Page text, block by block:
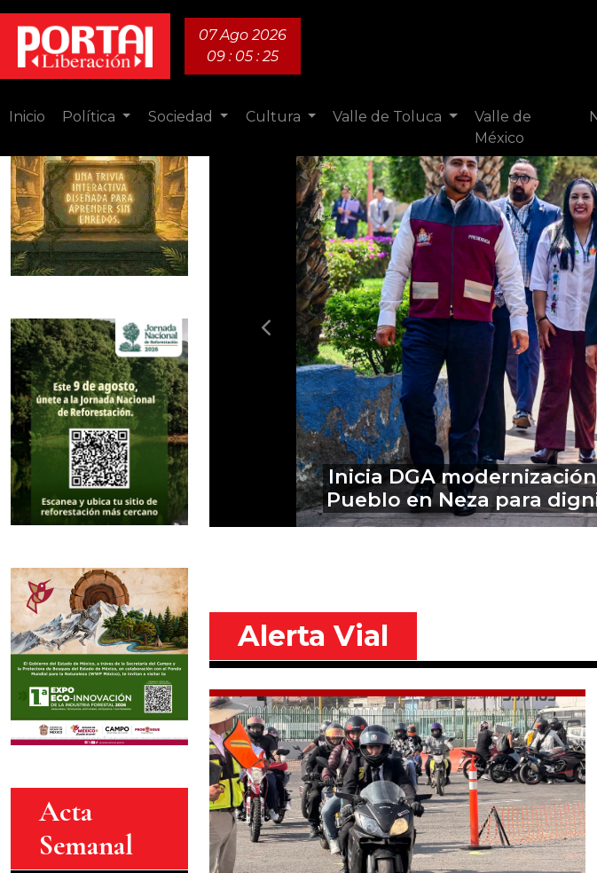
07 Ago 2026
09 : 05 : 27
Inicio Política Sociedad Cultura Valle de Toluca
Valle de
México
Acta
Semanal
Al penal de Almoloya el
por destrucción de
Alerta Vial